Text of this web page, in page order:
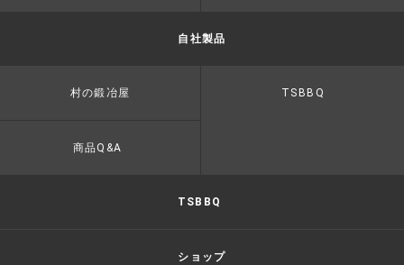
自社製品
村の鍛冶屋 TSBBQ
商品Q&A
TSBBQ
ショップ